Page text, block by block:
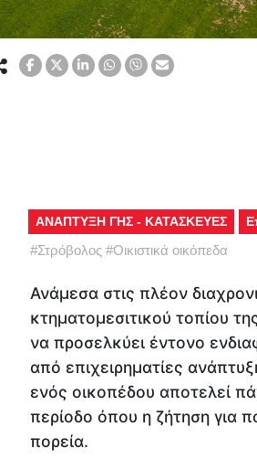
ΑΝΑΠΤΥΞΗ ΓΗΣ - ΚΑΤΑΣΚΕΥΕΣ
#Στρόβολος #Οικιστικά οικόπεδα
Ανάμεσα στις πλέον
κτηματομεσιτικού τοπίου
να προσελκύει έντονο
από επιχειρηματίες
ενός οικοπέδου αποτελεί
περίοδο όπου η ζήτηση για
πορεία.